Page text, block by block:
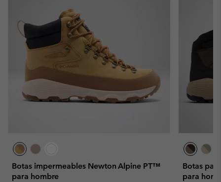
Botas impermeables Newton Alpine PT™
para hombre
Botas
para